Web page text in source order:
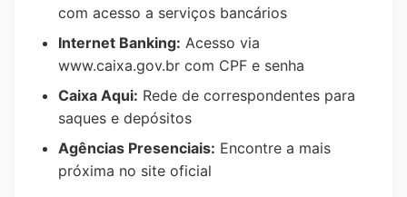
com acesso a serviços bancários
Internet Banking: Acesso via
www.caixa.gov.br com CPF e senha
Caixa Aqui: Rede de correspondentes para
saques e depósitos
Agências Presenciais: Encontre a mais
próxima no site oficial